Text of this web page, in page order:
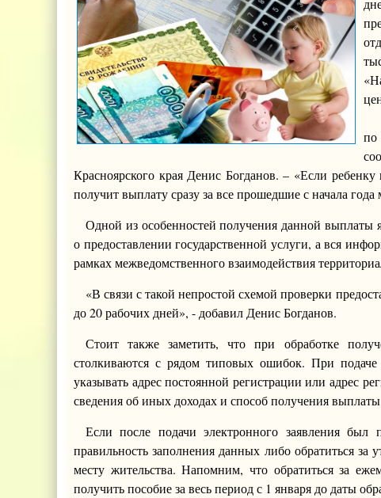
по
Красноярского края Денис Богданов. – «Если
получит выплату сразу за все прошедшие с начала
Одной из особенностей получения данной выплаты
о предоставлении государственной услуги, а вся
рамках межведомственного взаимодействия
«В связи с такой непростой схемой проверки
до 20 рабочих дней», - добавил Денис Богданов.
Стоит также заметить, что при обработке
столкиваются с рядом типовых ошибок. При подаче
указывать адрес постоянной регистрации или адрес
сведения об иных доходах и способ получения
Если после подачи электронного заявления был
правильность заполнения данных либо обратиться
месту жительства. Напомним, что обратиться за
получить пособие за весь период с 1 января до даты